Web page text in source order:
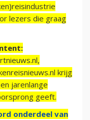
lezers die graag
krijg
jarenlange
geeft.
onderdeel van